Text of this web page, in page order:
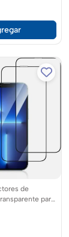
de
para